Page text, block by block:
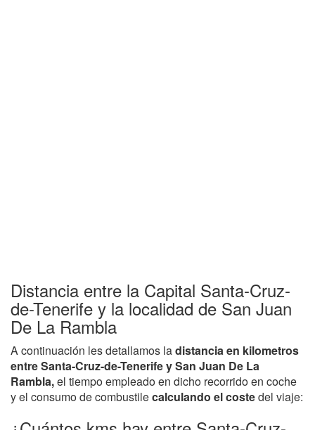
Distancia entre la Capital Santa-Cruz-
de-Tenerife y la localidad de San Juan
De La Rambla
A continuación les detallamos ladistancia en kilometros
entre Santa-Cruz-de-Tenerife y San Juan De La
Rambla,el tiempo empleado en dicho recorrido en coche
y el consumo de combustilecalculando el costedel viaje: